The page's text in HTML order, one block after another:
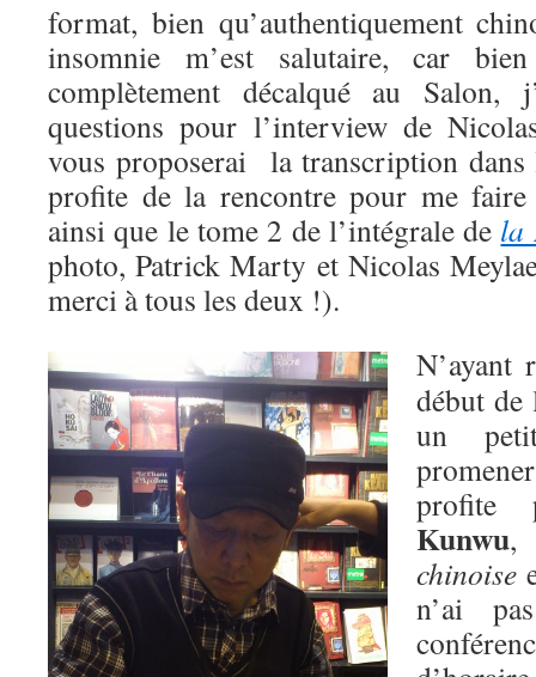
format, bien qu’authentiquement
insomnie m’est salutaire, car
complètement décalqué au Salon,
questions pour l’interview de
vous proposerai la transcription dans
profite de la rencontre pour me faire
ainsi que le tome 2 de l’intégrale de la
photo, Patrick Marty et Nicolas
merci à tous les deux !).
N’ayant
début de
un
profite
Kunwu,
chinoise
n’ai